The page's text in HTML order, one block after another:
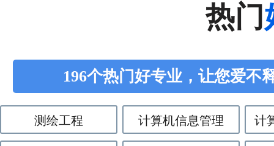
热门
196个热门好专业，让您爱不
测绘工程 计算机信息管理 计